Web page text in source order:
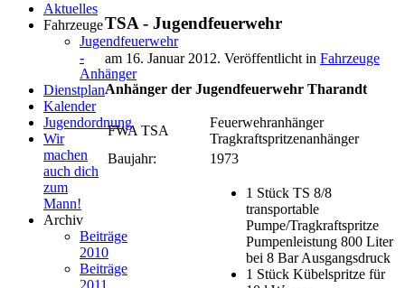
TSA - Jugendfeuerwehr
am 16. Januar 2012. Veröffentlicht in Fahrzeuge
Anhänger der Jugendfeuerwehr Tharandt
FWA TSA
Feuerwehranhänger
Tragkraftspritzenanhänger
Baujahr:
1973
1 Stück TS 8/8
transportable
Pumpe/Tragkraftspritze
Pumpenleistung 800 Liter
bei 8 Bar Ausgangsdruck
1 Stück Kübelspritze für
Aktuelles
Fahrzeuge
Jugendfeuerwehr
-
Anhänger
Dienstplan
Kalender
Jugendordnung
Wir
machen
auch dich
zum
Mann!
Archiv
Beiträge
2010
Beiträge